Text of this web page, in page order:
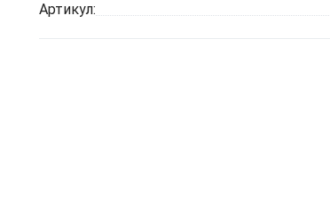
Артикул: